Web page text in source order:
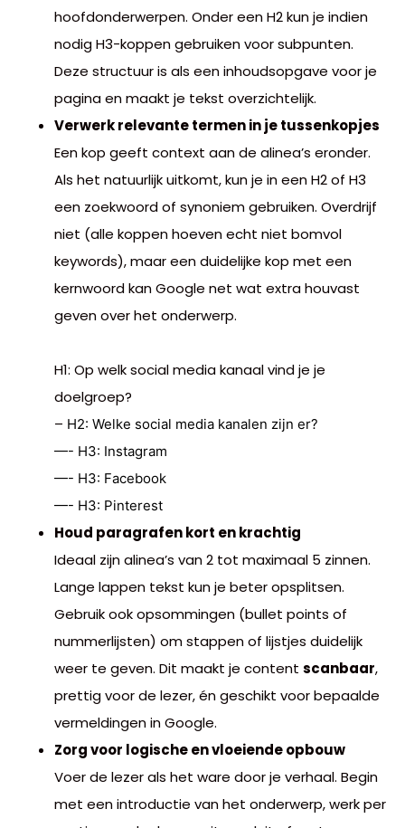
hoofdonderwerpen. Onder een H2 kun je indien
nodig H3-koppen gebruiken voor subpunten.
Deze structuur is als een inhoudsopgave voor je
pagina en maakt je tekst overzichtelijk.
Verwerk relevante termen in je tussenkopjes
Een kop geeft context aan de alinea’s eronder.
Als het natuurlijk uitkomt, kun je in een H2 of H3
een zoekwoord of synoniem gebruiken. Overdrijf
niet (alle koppen hoeven echt niet bomvol
keywords), maar een duidelijke kop met een
kernwoord kan Google net wat extra houvast
geven over het onderwerp.
H1: Op welk social media kanaal vind je je
doelgroep?
– H2: Welke social media kanalen zijn er?
—- H3: Instagram
—- H3: Facebook
—- H3: Pinterest
Houd paragrafen kort en krachtig
Ideaal zijn alinea’s van 2 tot maximaal 5 zinnen.
Lange lappen tekst kun je beter opsplitsen.
Gebruik ook opsommingen (bullet points of
nummerlijsten) om stappen of lijstjes duidelijk
weer te geven. Dit maakt je content scanbaar,
prettig voor de lezer, én geschikt voor bepaalde
vermeldingen in Google.
Zorg voor logische en vloeiende opbouw
Voer de lezer als het ware door je verhaal. Begin
met een introductie van het onderwerp, werk per